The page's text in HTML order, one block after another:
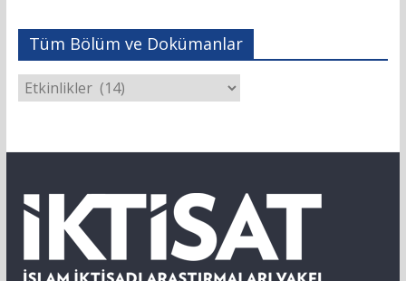
Tüm Bölüm ve Dokümanlar